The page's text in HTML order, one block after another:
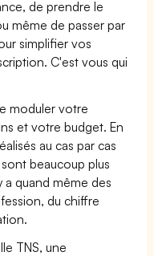
de prendre le
même de passer par
simplifier vos
C'est vous qui
moduler votre
et votre budget. En
au cas par cas
beaucoup plus
a quand même des
du chiffre
TNS, une